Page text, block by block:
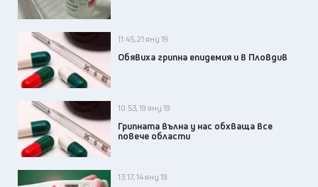
11:45, 21 яну 19
Обявиха грипна епидемия и в Пловдив
10:53, 19 яну 19
Грипната вълна у нас обхваща все
повече области
13:17, 14 яну 19